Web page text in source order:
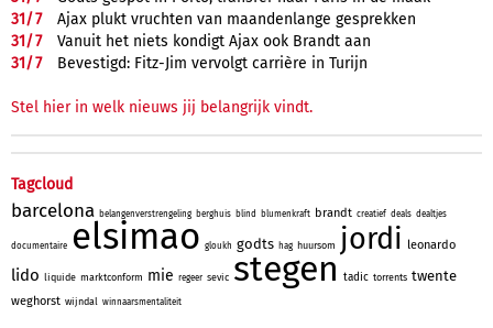
31/7
Ajax plukt vruchten van maandenlange gesprekken
31/7
Vanuit het niets kondigt Ajax ook Brandt aan
31/7 Bevestigd: Fitz-Jim vervolgt carrière in Turijn
Stel hier in welk nieuws jij belangrijk vindt.
Tagcloud
barcelona belangenverstrengeling berghuis blind blumenkraft brandt creatief deals dealtjes
documentaire elsimao gloukh godts hag huursom jordi leonardo
lido liquide marktconform mie regeer sevic stegen tadic torrents twente
weghorst wijndal winnaarsmentaliteit